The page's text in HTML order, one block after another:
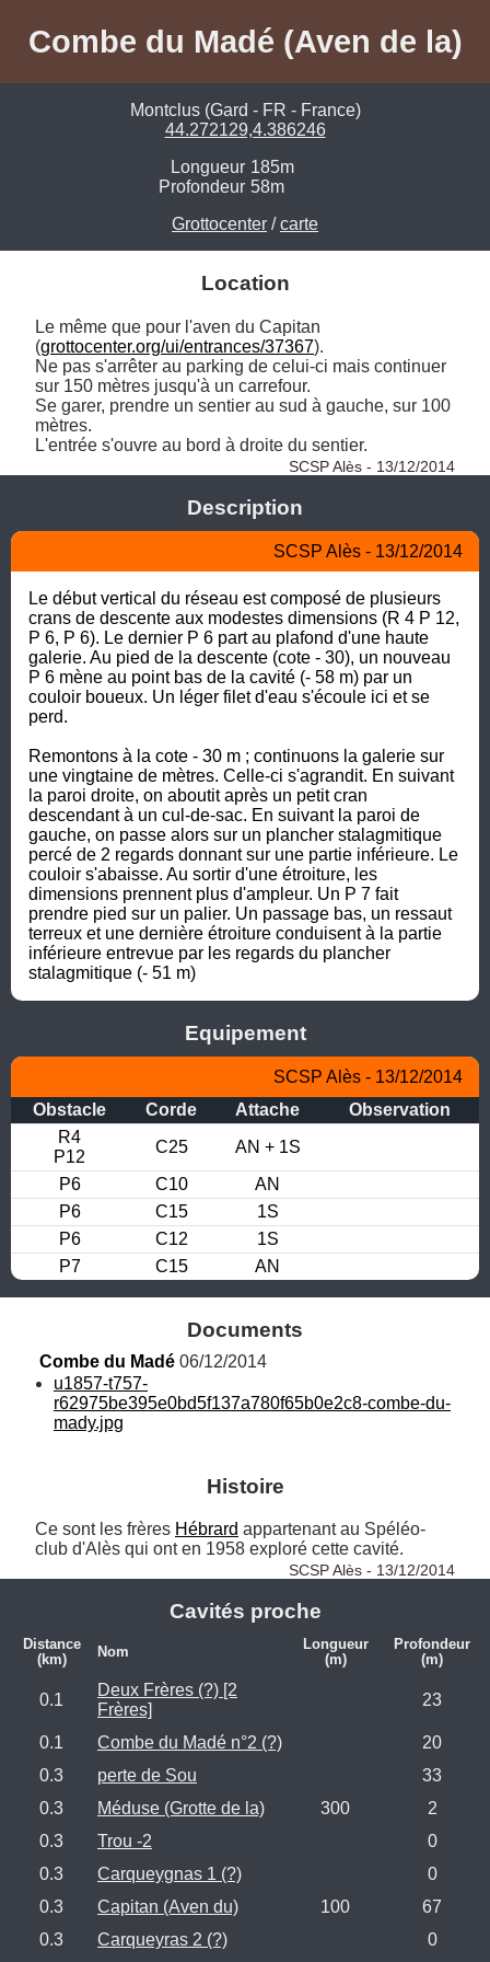
Combe du Madé (Aven de la)
Montclus (Gard - FR - France)
44.272129,4.386246
Longueur 185m
Profondeur 58m
Grottocenter /carte
Location
Le même que pour l'aven du Capitan
(grottocenter.org/ui/entrances/37367).
Ne pas s'arrêter au parking de celui-ci mais continuer
sur 150 mètres jusqu'à un carrefour.
Se garer, prendre un sentier au sud à gauche, sur 100
mètres.
L'entrée s'ouvre au bord à droite du sentier.
SCSP Alès - 13/12/2014
Description
SCSP Alès - 13/12/2014
Le début vertical du réseau est composé de plusieurs
crans de descente aux modestes dimensions (R 4 P 12,
P 6, P 6). Le dernier P 6 part au plafond d'une haute
galerie. Au pied de la descente (cote - 30), un nouveau
P 6 mène au point bas de la cavité (- 58 m) par un
couloir boueux. Un léger filet d'eau s'écoule ici et se
perd.
Remontons à la cote - 30 m ; continuons la galerie sur
une vingtaine de mètres. Celle-ci s'agrandit. En suivant
la paroi droite, on aboutit après un petit cran
descendant à un cul-de-sac. En suivant la paroi de
gauche, on passe alors sur un plancher stalagmitique
percé de 2 regards donnant sur une partie inférieure. Le
couloir s'abaisse. Au sortir d'une étroiture, les
dimensions prennent plus d'ampleur. Un P 7 fait
prendre pied sur un palier. Un passage bas, un ressaut
terreux et une dernière étroiture conduisent à la partie
inférieure entrevue par les regards du plancher
stalagmitique (- 51 m)
Equipement
SCSP Alès - 13/12/2014
Obstacle
Corde Attache
Observation
R4
P12
C25
AN + 1S
P6
C10
AN
P6
C15
1S
P6
C12
1S
P7
C15 AN
Documents
Combe du Madé 06/12/2014
u1857-t757-
r62975be395e0bd5f137a780f65b0e2c8-combe-du-
mady.jpg
Histoire
Ce sont les frères Hébrard appartenant au Spéléo-
club d'Alès qui ont en 1958 exploré cette cavité.
SCSP Alès - 13/12/2014
Cavités proche
Distance
(km)
Nom
Longueur
(m)
Profondeur
(m)
0.1
Deux Frères (?) [2
Frères]
23
0.1 Combe du Madé n°2 (?)
20
0.3
perte de Sou
33
0.3
Méduse (Grotte de la) 300
2
0.3
Trou -2
0
0.3
Carqueygnas 1 (?)
0
0.3
Capitan (Aven du) 100
67
0.3
Carqueyras 2 (?) 0